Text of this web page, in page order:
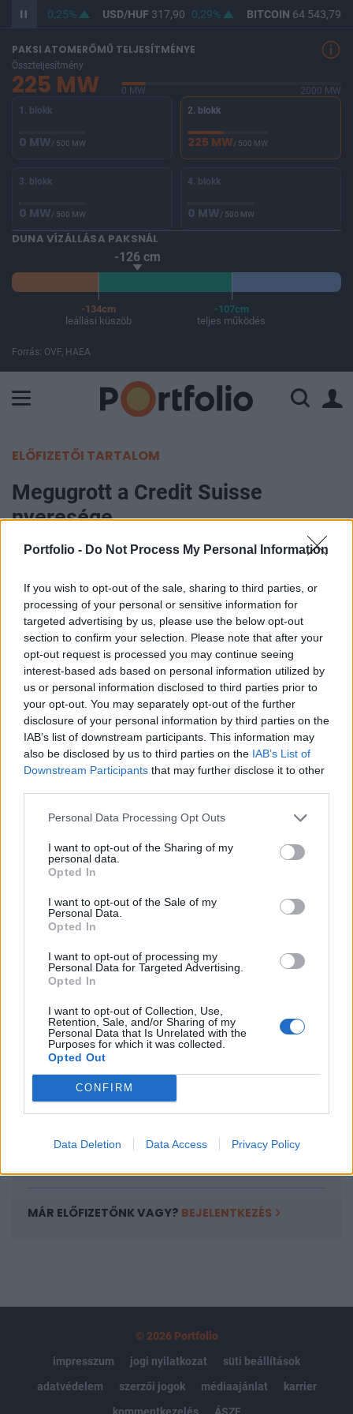
Portfolio - Do Not Process My Personal Information
If you wish to opt-out of the sale, sharing to third parties, or
processing of your personal or sensitive information for
targeted advertising by us, please use the below opt-out
section to confirm your selection. Please note that after your
opt-out request is processed you may continue seeing
interest-based ads based on personal information utilized by
us or personal information disclosed to third parties prior to
your opt-out. You may separately opt-out of the further
disclosure of your personal information by third parties on the
IAB’s list of downstream participants. This information may
also be disclosed by us to third parties on the IAB’s List of
Downstream Participants that may further disclose it to other
Personal Data Processing Opt Outs
I want to opt-out of the Sharing of my
personal data.
Opted In
I want to opt-out of the Sale of my
Personal Data.
Opted In
I want to opt-out of processing my
Personal Data for Targeted Advertising.
Opted In
I want to opt-out of Collection, Use,
Retention, Sale, and/or Sharing of my
Personal Data that Is Unrelated with the
Purposes for which it was collected.
Opted Out
CONFIRM
Data Deletion Data Access Privacy Policy
366,33 0,25% USD/HUF317,90 0,29% BITCOIN 64 543,79
PAKSI ATOMERŐMŰ TELJESÍTMÉNYE
Összteljesítmény
225 MW 0 MW
2000 MW
1. blokk
0 MW/ 500 MW
2. blokk
225 MW/ 500 MW
3. blokk
0 MW/ 500 MW
4. blokk
0 MW/ 500 MW
DUNA VÍZÁLLÁSA PAKSNÁL
-126 cm
-134cm
leállási küszöb
-107cm
teljes működés
Forrás: OVF, HAEA
ELŐFIZETŐI TARTALOM
Megugrott a Credit Suisse
nyeresége
Portfolio
1,30 milliárd svájci frank nettó nyereséggel zárta
az év első negyedét a Credit Suisse, ami sokkal
jobb az egy évvel korábbinál és valamivel
felülmúlja a Bloomberg elemzői konszenzusában
szereplő 1,27 milliárd frankot is. Svájc második
legnagyobb bankjánál a javulást az okozta, hogy a
tavalyi egyszeri veszteségek nem ismétlődtek
meg.
Hasonló témákról is szó esik a Portfolio.hu május 8-ai
hitelezési konferenciáján. Regisztráljon Ön is! Egy évvel
ezúttal azonban nem jelentkeztek az akkori, saját
kötelezettségállományhoz kapcsolódó negatív
milliárd frank lett a nettó eredmény. A...
KEDVES OLVASÓNK!
A keresett cikk a portfolio.hu hírarchívumához
tartozik, melynek olvasása előfizetéses
regisztrációhoz kötött.
Az előfizetés a következőket tartalmazza:
Portfolio.hu teljes cikkarchívum
Kötéslisták: BÉT elmúlt 2 év napon belüli
kötéslistái
MÁR ELŐFIZETŐNK VAGY? BEJELENTKEZÉS
© 2026 Portfolio
impresszum
jogi nyilatkozat
süti beállítások
adatvédelem
szerzői jogok médiaajánlat
karrier
kommentkezelés
ÁSZF